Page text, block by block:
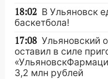
18:02 В Ульяновск
баскетбола!
17:08 Ульяновский
оставил в силе
3,2 млн рублей